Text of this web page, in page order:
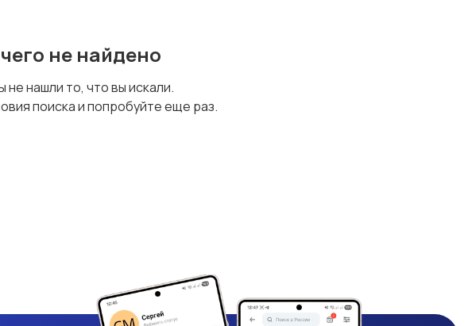
не найдено
не нашли то, что вы искали.
поиска и попробуйте еще раз.